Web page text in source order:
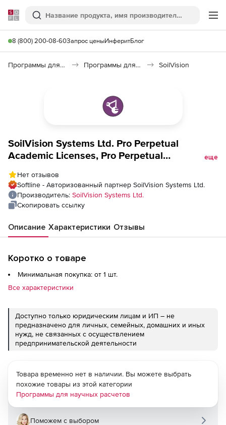
Softline
Поиск
8 (800) 200-08-60Запрос ценыИнферитБлог
Программы для образования и науки Программы для научных расчетов SoilVision
SoilVision Systems Ltd. Pro Perpetual
Academic Licenses, Pro Perpetual
еще
Нет отзывов
Softline - Авторизованный партнер SoilVision Systems Ltd.
Производитель: SoilVision Systems Ltd.
Скопировать ссылку
Описание Характеристики Отзывы
Коротко о товаре
Минимальная покупка: от 1 шт.
Все характеристики
Доступно только юридическим лицам и ИП – не
предназначено для личных, семейных, домашних и иных
нужд, не связанных с осуществлением
предпринимательской деятельности
Товара временно нет в наличии. Вы можете выбрать
похожие товары из этой категории
Программы для научных расчетов
Поможем с выбором